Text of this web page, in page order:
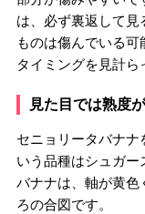
は、必ず裏返して
ものは傷んでいる
タイミングを見計ら
見た目では熟度
セニョリータバナナ
いう品種はシュガー
バナナは、軸が黄色
ろの合図です。